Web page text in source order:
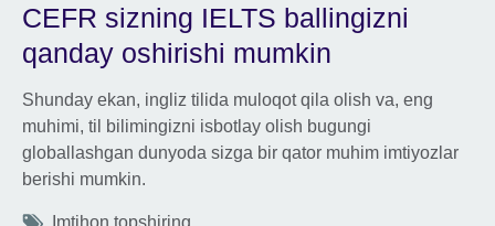
CEFR sizning IELTS ballingizni
qanday oshirishi mumkin
Shunday ekan, ingliz tilida muloqot qila olish va, eng
muhimi, til bilimingizni isbotlay olish bugungi
globallashgan dunyoda sizga bir qator muhim imtiyozlar
berishi mumkin.
Tags
Imtihon topshiring